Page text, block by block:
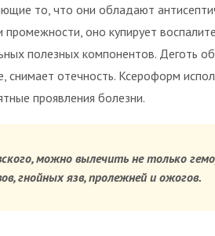
то, что они обладают
оно купирует
полезных компонентов. Деготь
снимает отечность. Ксероформ
проявления болезни.
можно вылечить не только
гнойных язв, пролежней и ожогов.